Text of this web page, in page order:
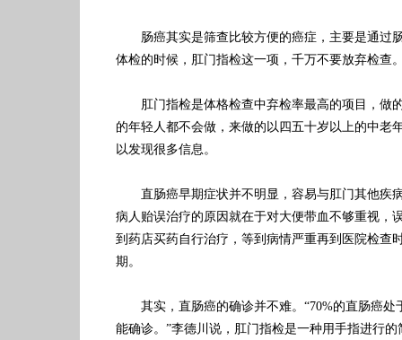
肠癌其实是筛查比较方便的癌症，主要是通过
体检的时候，肛门指检这一项，千万不要放弃检查
肛门指检是体格检查中弃检率最高的项目，做
的年轻人都不会做，来做的以四五十岁以上的中老
以发现很多信息。
直肠癌早期症状并不明显，容易与肛门其他疾
病人贻误治疗的原因就在于对大便带血不够重视，
到药店买药自行治疗，等到病情严重再到医院检查
期。
其实，直肠癌的确诊并不难。“70%的直肠癌处
能确诊。”李德川说，肛门指检是一种用手指进行